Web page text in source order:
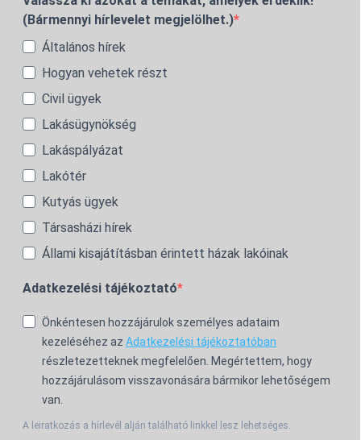
(Bármennyi hírlevelet megjelölhet.)
Általános hírek
Hogyan vehetek részt
Civil ügyek
Lakásügynökség
Lakáspályázat
Lakótér
Kutyás ügyek
Társasházi hírek
Állami kisajátításban érintett házak lakóinak
Adatkezelési tájékoztató
Önkéntesen hozzájárulok személyes adataim
kezeléséhez az Adatkezelési tájékoztatóban
részletezetteknek megfelelően. Megértettem, hogy
hozzájárulásom visszavonására bármikor lehetőségem
van.
A leiratkozás a hírlevél alján található linkkel lesz lehetséges.